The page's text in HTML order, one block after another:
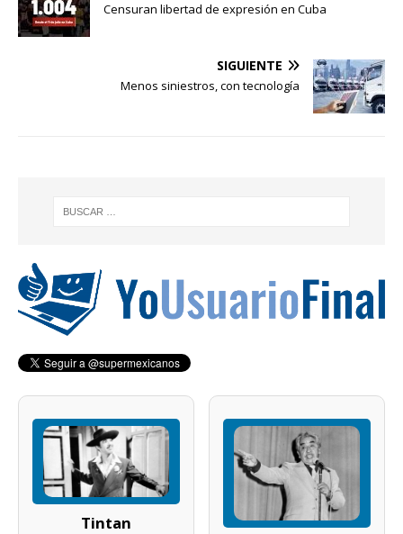
Censuran libertad de expresión en Cuba
SIGUIENTE
Menos siniestros, con tecnología
Tintan